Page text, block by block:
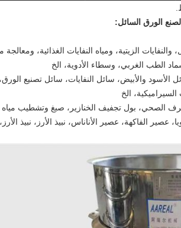
الورق السائل: